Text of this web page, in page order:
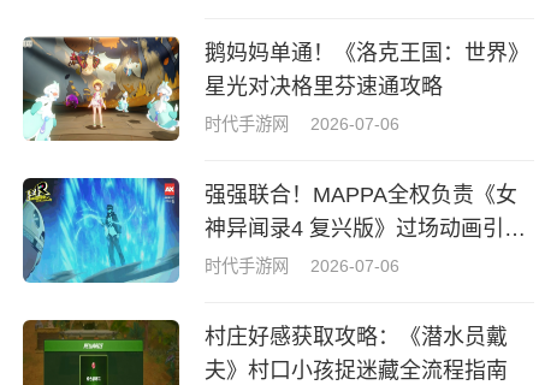
鹅妈妈单通！《洛克王国：世界》
星光对决格里芬速通攻略
时代手游网 2026-07-06
强强联合！MAPPA全权负责《女
神异闻录4 复兴版》过场动画引热
议
时代手游网 2026-07-06
村庄好感获取攻略：《潜水员戴
夫》村口小孩捉迷藏全流程指南